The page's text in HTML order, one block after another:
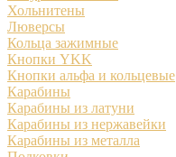
Хольнитены
Люверсы
Кольца зажимные
Кнопки YKK
Кнопки альфа и кольцевые
Карабины
Карабины из латуни
Карабины из нержавейки
Карабины из металла